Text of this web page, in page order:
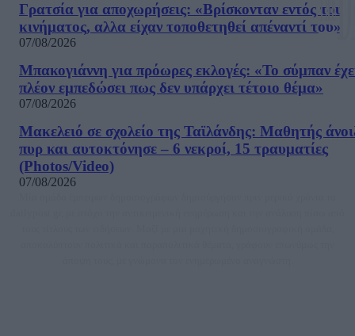
Γρατσία για αποχωρήσεις: «Bρίσκονταν εντός του
κινήματος, αλλα είχαν τοποθετηθεί απέναντί του»
07/08/2026
Μπακογιάννη για πρόωρες εκλογές: «Το σύμπαν
πλέον εμπεδώσει πως δεν υπάρχει τέτοιο θέμα»
07/08/2026
Μακελειό σε σχολείο της Ταϊλάνδης: Μαθητής
πυρ και αυτοκτόνησε – 6 νεκροί, 15 τραυματίες
(Photos/Video)
07/08/2026